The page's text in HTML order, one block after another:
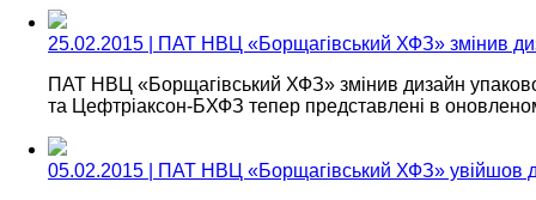
25.02.2015 | ПАТ НВЦ «Борщагівський ХФЗ» змінив
ПАТ НВЦ «Борщагівський ХФЗ» змінив дизайн
та Цефтріаксон-БХФЗ тепер представлені в
05.02.2015 | ПАТ НВЦ «Борщагівський ХФЗ» увійшов